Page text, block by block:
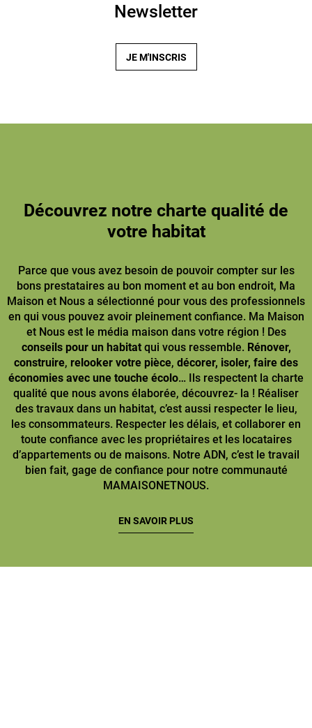
Newsletter
JE M'INSCRIS
Découvrez notre charte qualité de
votre habitat
Parce que vous avez besoin de pouvoir compter sur les
bons prestataires au bon moment et au bon endroit, Ma
Maison et Nous a sélectionné pour vous des professionnels
en qui vous pouvez avoir pleinement confiance. Ma Maison
et Nous est le média maison dans votre région ! Des
conseils pour un habitatqui vous ressemble. Rénover,
construire, relooker votre pièce, décorer, isoler, faire des
économies avec une touche écolo… Ils respectent la charte
qualité que nous avons élaborée, découvrez- la ! Réaliser
des travaux dans un habitat, c’est aussi respecter le lieu,
les consommateurs. Respecter les délais, et collaborer en
toute confiance avec les propriétaires et les locataires
d’appartements ou de maisons. Notre ADN, c’est le travail
bien fait, gage de confiance pour notre communauté
MAMAISONETNOUS.
EN SAVOIR PLUS